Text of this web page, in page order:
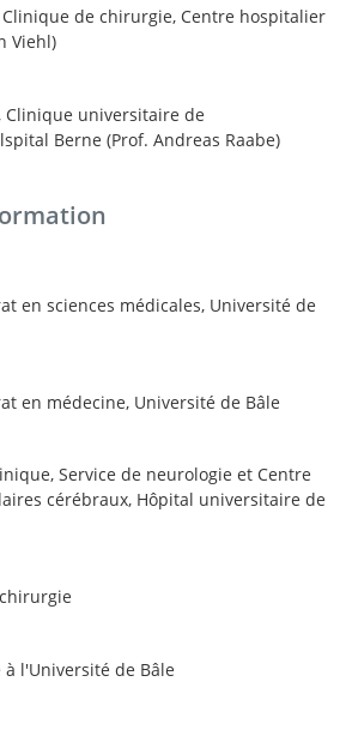
de chirurgie, Centre hospitalier
Viehl)
Clinique universitaire de
Berne (Prof. Andreas Raabe)
en sciences médicales, Université de
en médecine, Université de Bâle
Service de neurologie et Centre
cérébraux, Hôpital universitaire de
l'Université de Bâle